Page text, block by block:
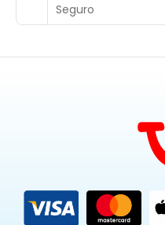
Seguro